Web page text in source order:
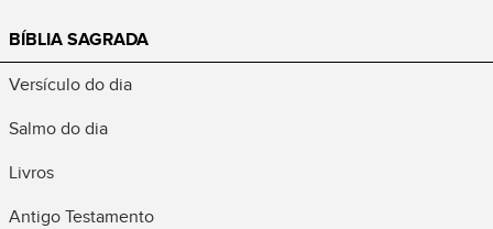
BÍBLIA SAGRADA
Versículo do dia
Salmo do dia
Livros
Antigo Testamento